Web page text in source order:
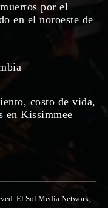
por el
en el noroeste de
costo de vida,
en Kissimmee
El Sol Media Network,